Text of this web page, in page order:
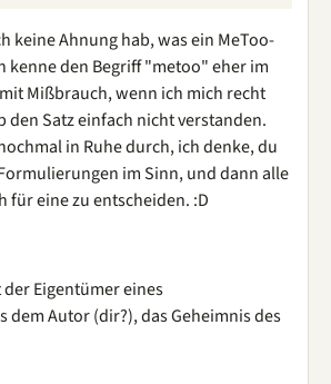
keine Ahnung hab, was ein MeToo-
kenne den Begriff "metoo" eher im
Mißbrauch, wenn ich mich recht
den Satz einfach nicht verstanden.
in Ruhe durch, ich denke, du
im Sinn, und dann alle
für eine zu entscheiden. :D
Eigentümer eines
dem Autor (dir?), das Geheimnis des